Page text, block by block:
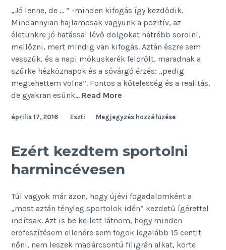
„Jó lenne, de … ” -minden kifogás így kezdődik.
Mindannyian hajlamosak vagyunk a pozitív, az
életünkre jó hatással lévő dolgokat hátrébb sorolni,
mellőzni, mert mindig van kifogás. Aztán észre sem
vesszük, és a napi mókuskerék felőrölt, maradnak a
szürke hézköznapok és a sóvárgó érzés: „pedig
megtehettem volna”. Fontos a kötelesség és a realitás,
de gyakran esünk… Read More
amikor
kifogást!
április 17, 2016 Eszti Megjegyzés hozzáfűzése
Ezért kezdtem sportolni
harmincévesen
Túl vagyok már azon, hogy újévi fogadalomként a
„most aztán tényleg sportolok idén” kezdetű ígérettel
indítsak. Azt is be kellett látnom, hogy minden
erőfeszítésem ellenére sem fogok legalább 15 centit
nőni, nem leszek madárcsontú filigrán alkat, körte